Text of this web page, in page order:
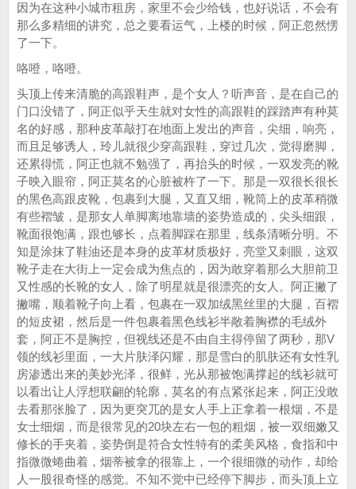
因为在这种小城市租房，家里不会少给钱，也好说话，不会有
那么多精细的讲究，总之要看运气，上楼的时候，阿正忽然愣
了一下。
咯噔，咯噔。
头顶上传来清脆的高跟鞋声，是个女人？听声音，是在自己的
门口没错了，阿正似乎天生就对女性的高跟鞋的踩踏声有种莫
名的好感，那种皮革敲打在地面上发出的声音，尖细，响亮，
而且足够诱人，玲儿就很少穿高跟鞋，穿过几次，觉得磨脚，
还累得慌，阿正也就不勉强了，再抬头的时候，一双发亮的靴
子映入眼帘，阿正莫名的心脏被杵了一下。那是一双很长很长
的黑色高跟皮靴，包裹到大腿，又直又细，靴筒上的皮革稍微
有些褶皱，是那女人单脚离地靠墙的姿势造成的，尖头细跟，
靴面很饱满，跟也够长，点着脚踩在那里，线条清晰分明。不
知是涂抹了鞋油还是本身的皮革材质极好，亮堂又刺眼，这双
靴子走在大街上一定会成为焦点的，因为敢穿着那么大胆前卫
又性感的长靴的女人，除了明星就是很漂亮的女人。阿正撇了
撇嘴，顺着靴子向上看，包裹在一双加绒黑丝里的大腿，百褶
的短皮裙，然后是一件包裹着黑色线衫半敞着胸襟的毛绒外
套，阿正不是胸控，但视线还是不由自主得停留了两秒，那V
领的线衫里面，一大片肤泽闪耀，那是雪白的肌肤还有女性乳
房渗透出来的美妙光泽，很鲜，光从那被饱满撑起的线衫就可
以看出让人浮想联翩的轮廓，莫名的有点紧张起来，阿正没敢
去看那张脸了，因为更突兀的是女人手上正拿着一根烟，不是
女士细烟，而是很常见的20块左右一包的粗烟，被一双细嫩又
修长的手夹着，姿势倒是符合女性特有的柔美风格，食指和中
指微微蜷曲着，烟蒂被拿的很靠上，一个很细微的动作，却给
人一股很奇怪的感觉。不知不觉中已经停下脚步，而头顶上立